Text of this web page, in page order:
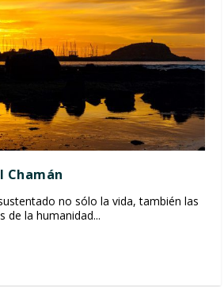
Chamán
no sólo la vida, también las
de la humanidad...